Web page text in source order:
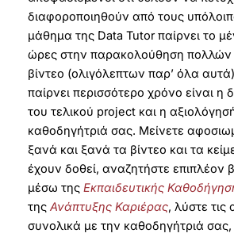
διαφοροποιηθούν από τους
μάθημα της Data Tutor παίρνει το
ώρες στην παρακολούθηση πολλών
βίντεο (ολιγόλεπτων παρ’ όλα
παίρνει περισσότερο χρόνο είναι η
του τελικού project και η
καθοδηγήτριά σας. Μείνετε
ξανά και ξανά τα βίντεο και τα
έχουν δοθεί, αναζητήστε επιπλέον
μέσω της Εκπαιδευτικής
της Ανάπτυξης Καριέρας, λύστε τις
συνολικά με την καθοδηγήτριά σας,